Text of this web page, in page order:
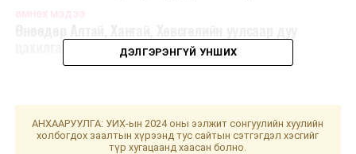
ӨМНӨХ МЭДЭЭ
цахилгаантай бороо орноДЭЛГЭРЭНГҮЙ УНШИХ
АНХААРУУЛГА: УИХ-ын 2024 оны ээлжит сонгуулийн хуулийн
холбогдох заалтын хүрээнд тус сайтын сэтгэгдэл хэсгийг
түр хугацаанд хаасан болно.